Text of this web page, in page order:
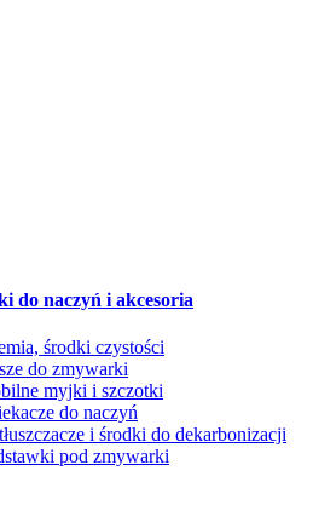
do naczyń i akcesoria
środki czystości
do zmywarki
myjki i szczotki
do naczyń
i środki do dekarbonizacji
pod zmywarki